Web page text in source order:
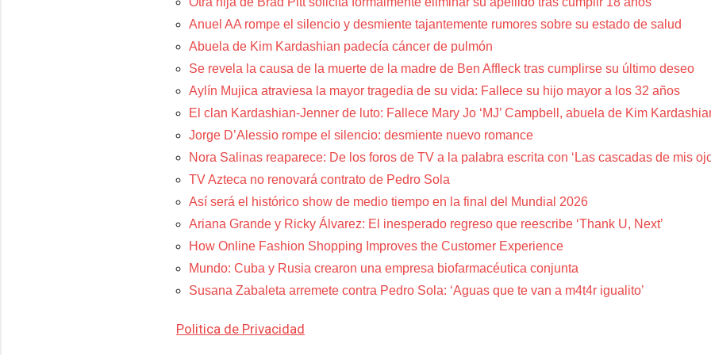
Anuel AA rompe el silencio y desmiente tajantemente rumores sobre su estado de salud
Abuela de Kim Kardashian padecía cáncer de pulmón
Se revela la causa de la muerte de la madre de Ben Affleck tras cumplirse su último deseo
Aylín Mujica atraviesa la mayor tragedia de su vida: Fallece su hijo mayor a los 32 años
El clan Kardashian-Jenner de luto: Fallece Mary Jo ‘MJ’ Campbell, abuela de Kim
Jorge D’Alessio rompe el silencio: desmiente nuevo romance
Nora Salinas reaparece: De los foros de TV a la palabra escrita con ‘Las cascadas de mis
TV Azteca no renovará contrato de Pedro Sola
Así será el histórico show de medio tiempo en la final del Mundial 2026
Ariana Grande y Ricky Álvarez: El inesperado regreso que reescribe ‘Thank U, Next’
How Online Fashion Shopping Improves the Customer Experience
Mundo: Cuba y Rusia crearon una empresa biofarmacéutica conjunta
Susana Zabaleta arremete contra Pedro Sola: ‘Aguas que te van a m4t4r igualito’
Politica de Privacidad